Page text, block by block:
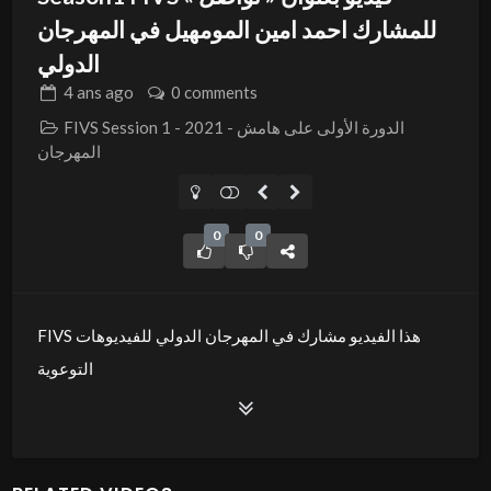
للمشارك احمد امين المومهيل في المهرجان
4 ans ago
0 comments
FIVS Session 1 - 2021 - الدورة الأولى على هامش
المهرجان
0 0
FIVS هذا الفيديو مشارك في المهرجان الدولي للفيديوهات
التوعوية
بعنوان « تواصل » ضمن المسابقة الدولية القيم الانسانية – دورة